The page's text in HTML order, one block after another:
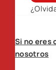
Si no eres
nosotros